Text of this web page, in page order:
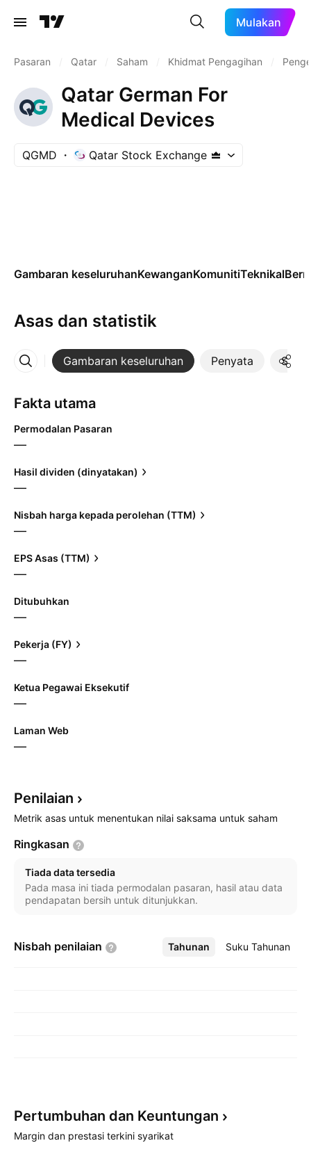
Mulakan
Pasaran Qatar Saham Khidmat Pengagihan
Qatar German For
Medical Devices
QGMD Qatar Stock Exchange
Gambaran keseluruhanKewanganKomunitiTeknikal
Asas dan statistik
Gambaran keseluruhan Penyata
Lebih
Fakta utama
Permodalan Pasaran
—
Hasil dividen (dinyatakan)
—
Nisbah harga kepada perolehan (TTM)
—
EPS Asas (TTM)
—
Ditubuhkan
—
Pekerja (FY)
—
Ketua Pegawai Eksekutif
—
Laman Web
—
Penilaian
Metrik asas untuk menentukan nilai saksama untuk saham
Ringkasan
Tiada data tersedia
Pada masa ini tiada permodalan pasaran, hasil atau data
pendapatan bersih untuk ditunjukkan.
Nisbah penilaian Tahunan Suku Tahunan
Lebih
Pertumbuhan dan Keuntungan
Margin dan prestasi terkini syarikat